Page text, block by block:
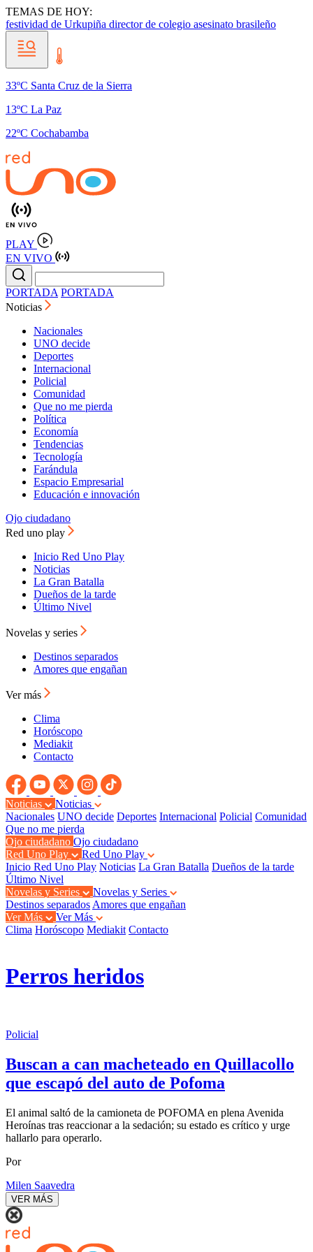
TEMAS DE HOY:
festividad de Urkupiña director de colegio asesinato brasileño
33ºC Santa Cruz de la Sierra
13ºC La Paz
22ºC Cochabamba
PLAY
EN VIVO
PORTADA PORTADA
Noticias
Nacionales
UNO decide
Deportes
Internacional
Policial
Comunidad
Que no me pierda
Política
Economía
Tendencias
Tecnología
Farándula
Espacio Empresarial
Educación e innovación
Ojo ciudadano
Red uno play
Inicio Red Uno Play
Noticias
La Gran Batalla
Dueños de la tarde
Último Nivel
Novelas y series
Destinos separados
Amores que engañan
Ver más
Clima
Horóscopo
Mediakit
Contacto
Noticias
Noticias
Nacionales UNO decide Deportes Internacional Policial Comunidad
Que no me pierda
Ojo ciudadano Ojo ciudadano
Red Uno Play
Red Uno Play
Inicio Red Uno Play Noticias La Gran Batalla Dueños de la tarde
Último Nivel
Novelas y Series
Novelas y Series
Destinos separados Amores que engañan
Ver Más
Ver Más
Clima Horóscopo Mediakit Contacto
Perros heridos
Policial
Buscan a can macheteado en Quillacollo
que escapó del auto de Pofoma
El animal saltó de la camioneta de POFOMA en plena Avenida
Heroínas tras reaccionar a la sedación; su estado es crítico y urge
hallarlo para operarlo.
Por
Milen Saavedra
VER MÁS